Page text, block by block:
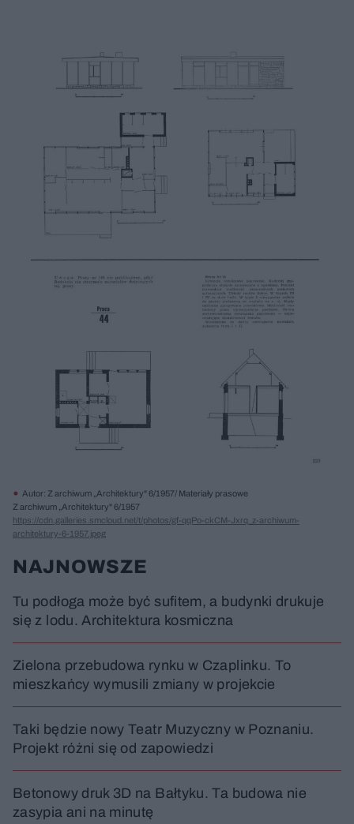
Autor: Z archiwum „Architektury" 6/1957/ Materiały prasowe
Z archiwum „Architektury" 6/1957
https://cdn.galleries.smcloud.net/t/photos/gf-qqPo-ckCM-Jxrq_z-archiwum-
architektury-6-1957.jpeg
NAJNOWSZE
Tu podłoga może być sufitem, a budynki drukuje
się z lodu. Architektura kosmiczna
Zielona przebudowa rynku w Czaplinku. To
mieszkańcy wymusili zmiany w projekcie
Taki będzie nowy Teatr Muzyczny w Poznaniu.
Projekt różni się od zapowiedzi
Betonowy druk 3D na Bałtyku. Ta budowa nie
zasypia ani na minutę